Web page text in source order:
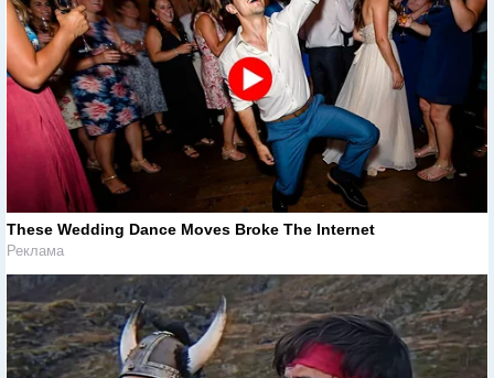
These Wedding Dance Moves Broke The Internet
Реклама